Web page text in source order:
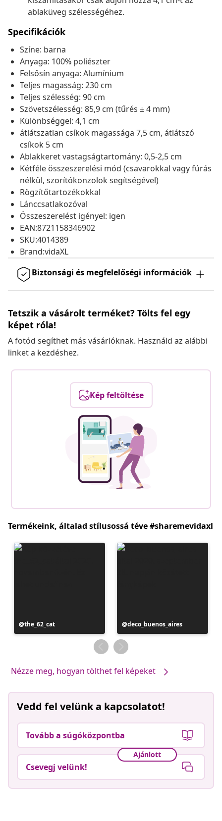
ablaküveg szélességéhez.
Specifikációk
Színe: barna
Anyaga: 100% poliészter
Felsősín anyaga: Alumínium
Teljes magasság: 230 cm
Teljes szélesség: 90 cm
Szövetszélesség: 85,9 cm (tűrés ± 4 mm)
Különbséggel: 4,1 cm
átlátszatlan csíkok magassága 7,5 cm, átlátszó
csíkok 5 cm
Ablakkeret vastagságtartomány: 0,5-2,5 cm
Kétféle összeszerelési mód (csavarokkal vagy fúrás
nélkül, szorítókonzolok segítségével)
Rögzítőtartozékokkal
Lánccsatlakozóval
Összeszerelést igényel: igen
EAN:8721158346902
SKU:4014389
Brand:vidaXL
Biztonsági és megfelelőségi információk
Tetszik a vásárolt terméket? Tölts fel egy
képet róla!
A fotód segíthet más vásárlóknak. Használd az alábbi
linket a kezdéshez.
Kép feltöltése
Termékeink, általad stílusossá téve #sharemevidaxl
Bejegyzés
közzétevője
the_62_cat
Bejegyzés
közzétevője
deco_buenos_aires
Nézze meg, hogyan tölthet fel képeket
Vedd fel velünk a kapcsolatot!
Tovább a súgóközpontba
Ajánlott
Csevegj velünk!